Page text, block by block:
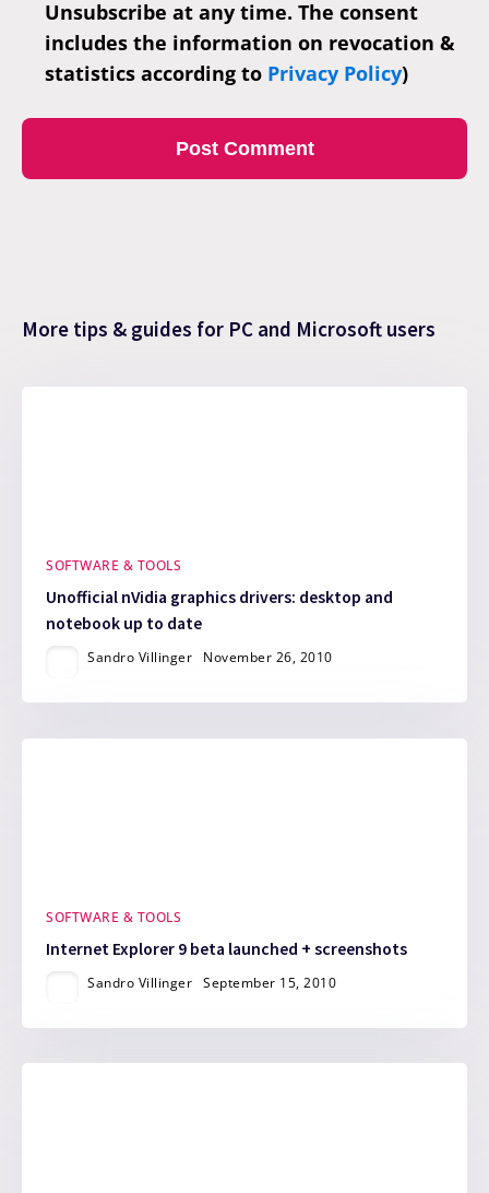
Unsubscribe at any time. The consent
includes the information on revocation &
statistics according to Privacy Policy)
More tips & guides for PC and Microsoft users
SOFTWARE & TOOLS
Unofficial nVidia graphics drivers: desktop and
notebook up to date
Sandro Villinger November 26, 2010
SOFTWARE & TOOLS
Internet Explorer 9 beta launched + screenshots
Sandro Villinger September 15, 2010